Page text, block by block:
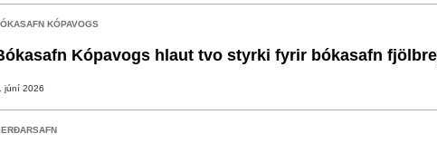
KÓPAVOGS
Kópavogs hlaut tvo styrki fyrir bókasafn
júní 2026